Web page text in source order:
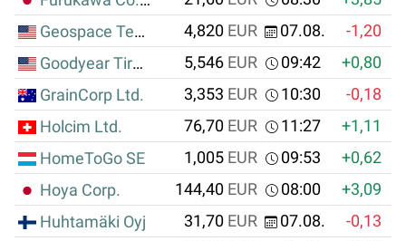
Geospace Technologies Corp.
4,820 EUR 07.08. -1,20
Goodyear Tire & Rubber Co.,The
5,546 EUR 09:42 +0,80
GrainCorp Ltd.
3,353 EUR 10:30 -0,18
Holcim Ltd.
76,70 EUR 11:27
+1,11
HomeToGo SE
1,005 EUR 09:53 +0,62
Hoya Corp.
144,40 EUR 08:00
+3,09
Huhtamäki Oyj
31,70 EUR 07.08.
-0,13